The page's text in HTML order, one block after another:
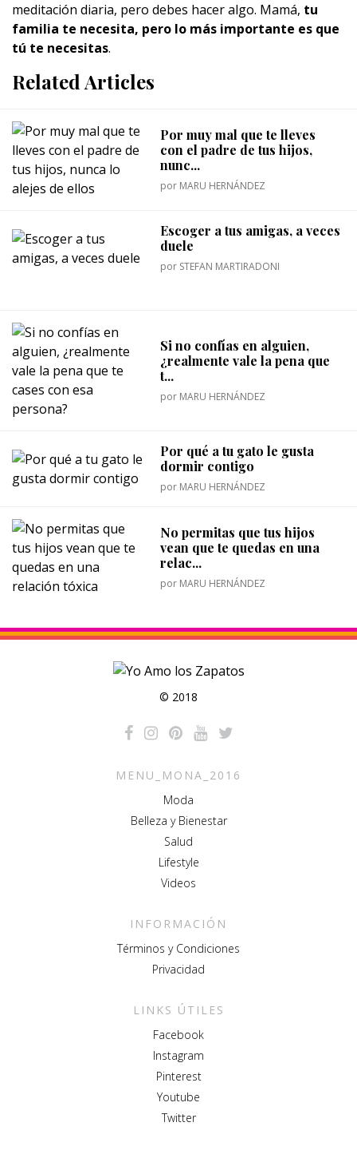
meditación diaria, pero debes hacer algo. Mamá, tu
familia te necesita, pero lo más importante es que
tú te necesitas.
Related Articles
Por muy mal que te lleves
con el padre de tus hijos,
nunc...
por MARU HERNÁNDEZ
Escoger a tus amigas, a veces
duele
por STEFAN MARTIRADONI
Si no confías en alguien,
¿realmente vale la pena que
t...
por MARU HERNÁNDEZ
Por qué a tu gato le gusta
dormir contigo
por MARU HERNÁNDEZ
No permitas que tus hijos
vean que te quedas en una
relac...
por MARU HERNÁNDEZ
© 2018
MENU_MONA_2016
Moda
Belleza y Bienestar
Salud
Lifestyle
Videos
INFORMACIÓN
Términos y Condiciones
Privacidad
LINKS ÚTILES
Facebook
Instagram
Pinterest
Youtube
Twitter